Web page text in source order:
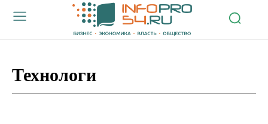
Технологи